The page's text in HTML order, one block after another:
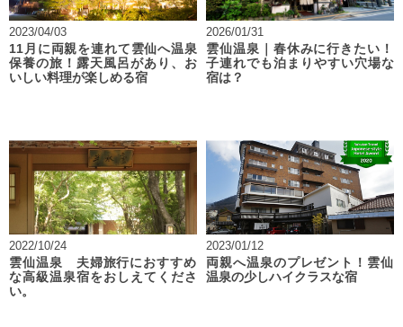
2023/04/03
11月に両親を連れて雲仙へ温泉
保養の旅！露天風呂があり、お
いしい料理が楽しめる宿
2026/01/31
雲仙温泉｜春休みに行きたい！
子連れでも泊まりやすい穴場な
宿は？
2022/10/24
雲仙温泉 夫婦旅行におすすめ
な高級温泉宿をおしえてくださ
い。
2023/01/12
両親へ温泉のプレゼント！雲仙
温泉の少しハイクラスな宿